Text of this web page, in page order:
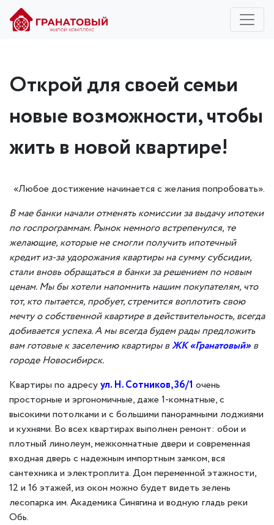
Открой для своей семьи
новые возможности, чтобы
жить в новой квартире!
«Любое достижение начинается с желания попробовать».
В мае банки начали отменять комиссии за выдачу ипотеки
по госпрограммам. Рынок немного встрепенулся, те
желающие, которые не смогли получить ипотечный
кредит из-за удорожания квартирына сумму субсидии,
стали вновь обращатьсяв банкиза решением по новым
ценам. Мы бы хотели напомнить нашим покупателям, что
тот, кто пытается, пробует, стремится воплотить свою
мечту о собственной квартире в действительность, всегда
добивается успеха. А мы всегда будем рады предложить
вам готовые к заселению квартиры вЖК «Гранатовый» в
городе Новосибирск.
Квартиры по адресуул. Н. Сотников, 36/1 очень
просторные и эргономичные, даже 1-комнатные, с
высокими потолками и с большими панорамными лоджиями
и кухнями. Во всех квартирах выполнен ремонт: обои и
плотный линолеум, межкомнатные двери и современная
входная дверь с надежным импортным замком, вся
сантехника и электроплита. Дом переменной этажности,
12 и 16 этажей, из окон можно будет видеть зелень
лесопарка им. Академика Синягина и водную гладь реки
Обь.